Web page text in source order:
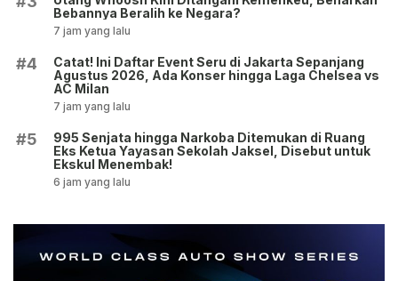
Bebannya Beralih ke Negara?
7 jam yang lalu
#4
Catat! Ini Daftar Event Seru di Jakarta Sepanjang
Agustus 2026, Ada Konser hingga Laga Chelsea vs
AC Milan
7 jam yang lalu
#5
995 Senjata hingga Narkoba Ditemukan di Ruang
Eks Ketua Yayasan Sekolah Jaksel, Disebut untuk
Ekskul Menembak!
6 jam yang lalu